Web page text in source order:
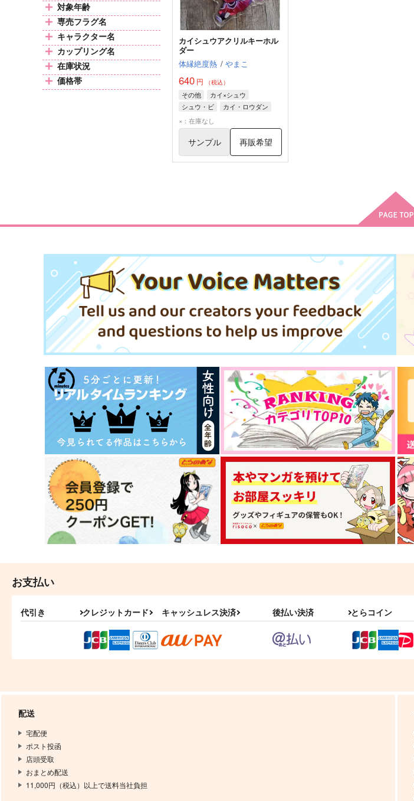
対象年齢
専売フラグ名
キャラクター名
カップリング名
在庫状況
価格帯
カイシュウアクリルキーホル
ダー
体縁絶度熱 / やまこ
640 円 （税込）
その他
カイ×シュウ
シュウ・ビ
カイ・ロウダン
×：在庫なし
サンプル 再販希望
お支払い
代引き クレジットカード キャッシュレス決済 後払い決済 とらコイン
配送
宅配便
ポスト投函
店頭受取
おまとめ配送
11,000円（税込）以上で送料当社負担